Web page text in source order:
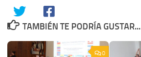
TAMBIÉN TE PODRÍA GUSTAR...
0